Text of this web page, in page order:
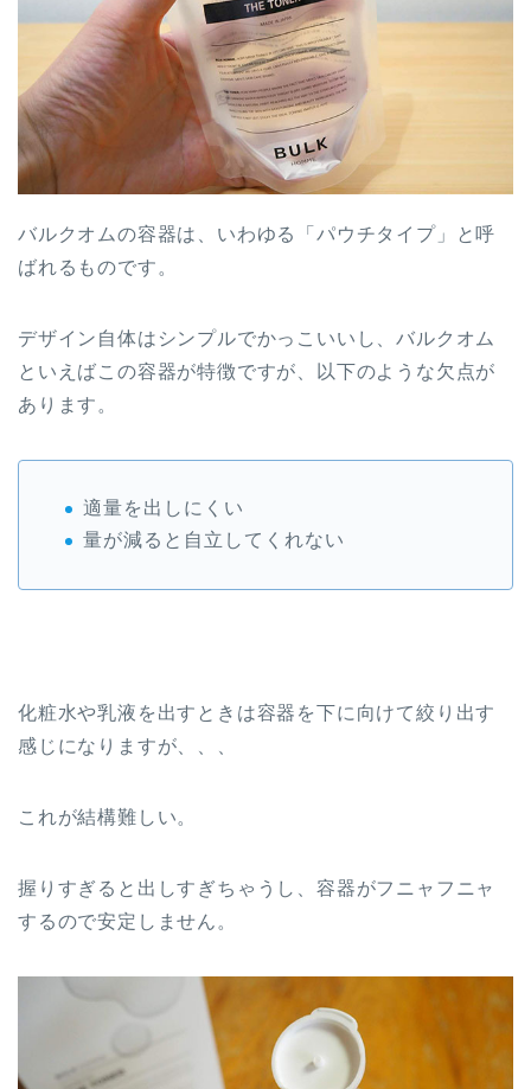
バルクオムの容器は、いわゆる「パウチタイプ」と呼
ばれるものです。
デザイン自体はシンプルでかっこいいし、バルクオム
といえばこの容器が特徴ですが、以下のような欠点が
あります。
適量を出しにくい
量が減ると自立してくれない
化粧水や乳液を出すときは容器を下に向けて絞り出す
感じになりますが、、、
これが結構難しい。
握りすぎると出しすぎちゃうし、容器がフニャフニャ
するので安定しません。